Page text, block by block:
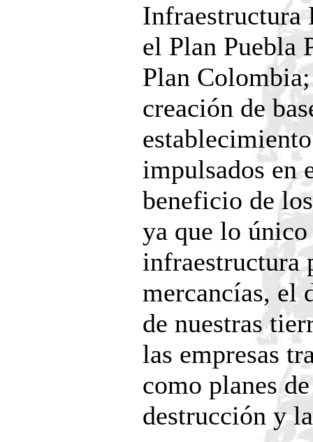
Infraestructura
el Plan Puebla
Plan
creación de
impulsados en
beneficio de
ya que lo único
infraestructura
mercancías, el
de nuestras
las empresas
como planes
destrucción y